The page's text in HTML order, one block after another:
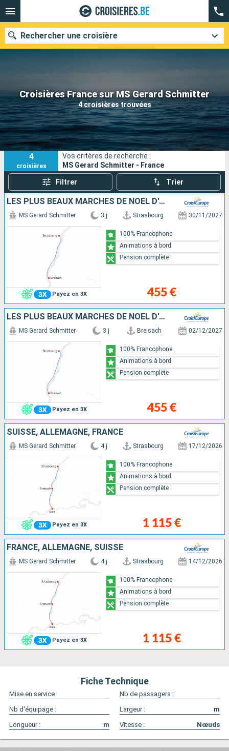
Croisières France sur MS Gerard Schmitter
4 croisières trouvées
Rechercher une croisière
Nos destinations
Mois de départ
Ports Compagnies
Rechercher
4
croisières
Vos critères de recherche :
MS Gerard Schmitter - France
Filtrer Trier
LES PLUS BEAUX MARCHÉS DE NOËL D'ALSACE EN CROISIÈRE - STRASBOURG ET COLMAR, SAVEURS, LUMIÈRES ET FÉERIES DE L'AVENT : QUAND LA TRADITION ENCHANTE LES SENS
Payez en 3X
MS Gerard Schmitter 3 j Strasbourg 30/11/2027
455 €
100% Francophone
Animations à bord
Pension complète
LES PLUS BEAUX MARCHÉS DE NOËL D'ALSACE EN CROISIÈRE
Payez en 3X
MS Gerard Schmitter 3 j Breisach 02/12/2027
455 €
100% Francophone
Animations à bord
Pension complète
SUISSE, ALLEMAGNE, FRANCE
Payez en 3X
MS Gerard Schmitter 4 j Strasbourg 17/12/2026
1 115 €
100% Francophone
Animations à bord
Pension complète
FRANCE, ALLEMAGNE, SUISSE
Payez en 3X
MS Gerard Schmitter 4 j Strasbourg 14/12/2026
1 115 €
100% Francophone
Animations à bord
Pension complète
Fiche Technique
Mise en service :
Nb de passagers :
Nb d'équipage :
Largeur :
m
Longueur :
m Vitesse : Nœuds